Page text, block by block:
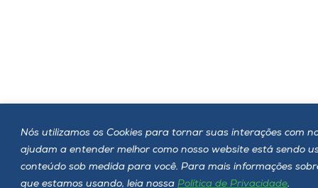
Nós utilizamos os Cookies para tornar suas interações com
ajudam a entender melhor como nosso website está sendo
conteúdo sob medida para você. Para mais informações
que estamos usando, leia nossa Política de Privacidade.